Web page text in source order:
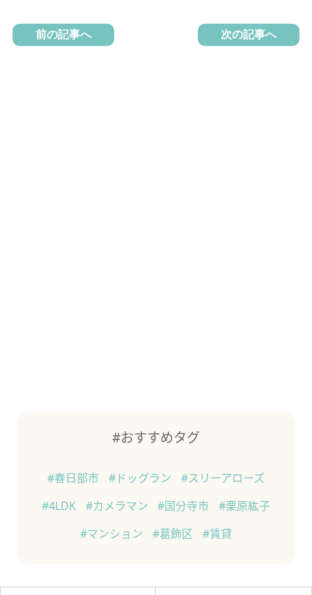
前の記事へ 次の記事へ
#おすすめタグ
#春日部市 #ドッグラン
#スリーアローズ
#4LDK
#カメラマン #国分寺市
#栗原紘子
#マンション
#葛飾区 #賃貸